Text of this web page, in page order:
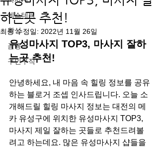
에스테틱
왁싱
금융
구인구직
하는곳 추천!
최종 수정일: 2022년 11월 26일
유성마사지 TOP3, 마사지 잘하
는곳 추천!
안녕하세요, 내 마음 속 힐링 정보를 공유
하는 블로거 조셉 인사드립니다. 오늘 소
개해드릴 힐링 마사지 정보는 대전의 메
카 유성구에 위치한 유성마사지 TOP3,
마사지 제일 잘하는 곳들로 추천드려볼
려고 하는데요. 많은 유성마사지 샵들을